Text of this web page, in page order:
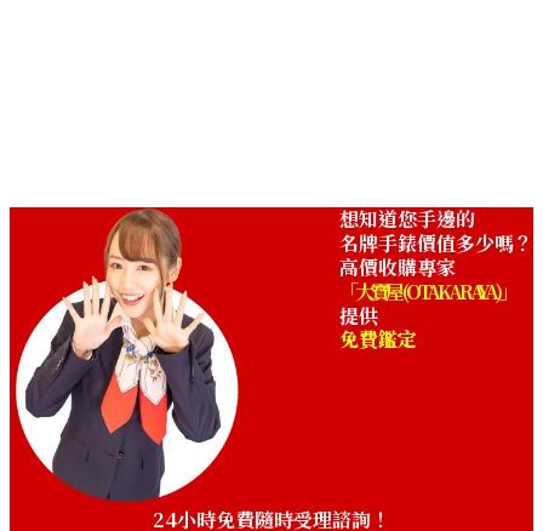
想知道您手邊的
名牌手錶價值多少嗎？
高價收購專家
「大寶屋 (OTAKARAYA)」
提供
免費鑑定
24小時免費隨時受理諮詢！